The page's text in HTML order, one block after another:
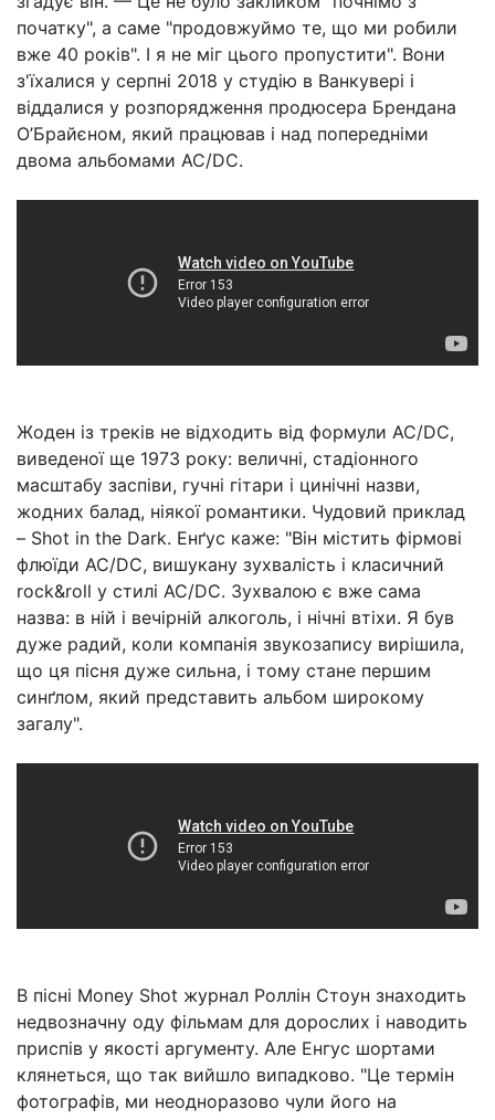
початку", а саме "продовжуймо те, що ми робили
вже 40 років". І я не міг цього пропустити". Вони
з'їхалися у серпні 2018 у студію в Ванкувері і
віддалися у розпорядження продюсера Брендана
O’Брайєном, який працював і над попередніми
двома альбомами AC/DC.
Жоден із треків не відходить від формули AC/DC,
виведеної ще 1973 року: величні, стадіонного
масштабу заспіви, гучні гітари і цинічні назви,
жодних балад, ніякої романтики. Чудовий приклад
– Shot in the Dark. Енґус каже: "Він містить фірмові
флюїди AC/DC, вишукану зухвалість і класичний
rock&roll у стилі AC/DC. Зухвалою є вже сама
назва: в ній і вечірній алкоголь, і нічні втіхи. Я був
дуже радий, коли компанія звукозапису вирішила,
що ця пісня дуже сильна, і тому стане першим
синґлом, який представить альбом широкому
загалу".
В пісні Money Shot журнал Роллін Стоун знаходить
недвозначну оду фільмам для дорослих і наводить
приспів у якості аргументу. Але Енгус шортами
клянеться, що так вийшло випадково. "Це термін
фотографів, ми неодноразово чули його на